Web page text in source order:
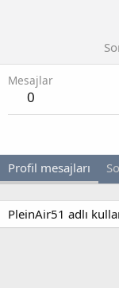
Mesajlar
0
Profil mesajları
PleinAir51 adlı